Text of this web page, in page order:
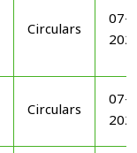
Circulars
07-
Circulars
07-